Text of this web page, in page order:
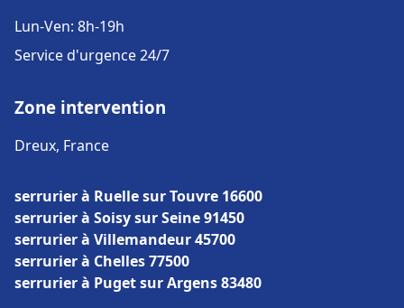
Lun-Ven: 8h-19h
Service d'urgence 24/7
Zone intervention
Dreux, France
serrurier à Ruelle sur Touvre 16600
serrurier à Soisy sur Seine 91450
serrurier à Villemandeur 45700
serrurier à Chelles 77500
serrurier à Puget sur Argens 83480